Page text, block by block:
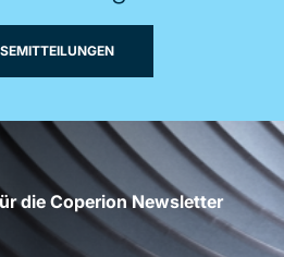
die Coperion Newsletter